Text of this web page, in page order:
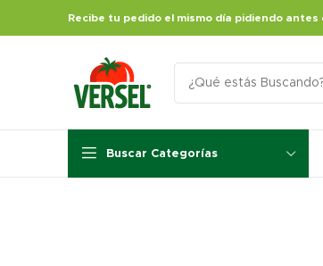
Recibe tu pedido el mismo día pidiendo
Buscar Categorías